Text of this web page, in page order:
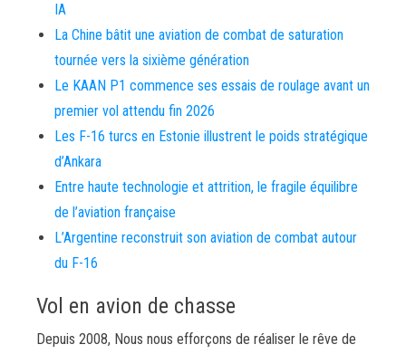
IA
La Chine bâtit une aviation de combat de saturation
tournée vers la sixième génération
Le KAAN P1 commence ses essais de roulage avant un
premier vol attendu fin 2026
Les F-16 turcs en Estonie illustrent le poids stratégique
d’Ankara
Entre haute technologie et attrition, le fragile équilibre
de l’aviation française
L’Argentine reconstruit son aviation de combat autour
du F-16
Vol en avion de chasse
Depuis 2008, Nous nous efforçons de réaliser le rêve de